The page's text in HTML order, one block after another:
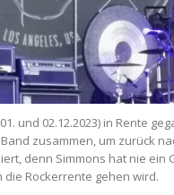
und 02.12.2023) in Rente
zusammen, um zurück
denn Simmons hat nie ein
die Rockerrente gehen wird.